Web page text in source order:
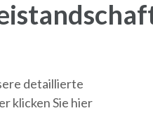
detaillierte
klicken Sie hier